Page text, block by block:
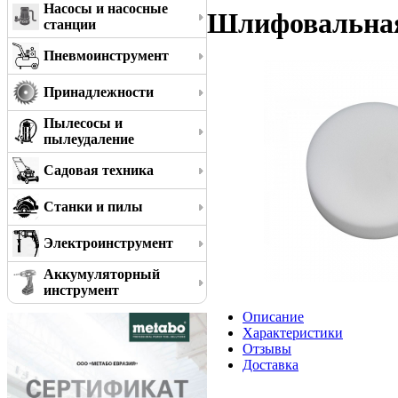
Насосы и насосные
станции
Пневмоинструмент
Принадлежности
Пылесосы и
пылеудаление
Садовая техника
Станки и пилы
Электроинструмент
Аккумуляторный
инструмент
Описание
Характеристики
Отзывы
Доставка